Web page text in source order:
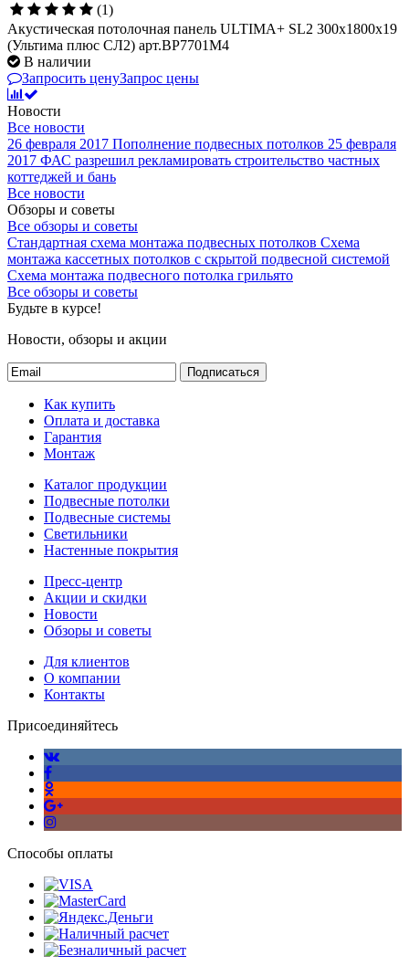
(1)
Акустическая потолочная панель ULTIMA+ SL2 300x1800x19
(Ультима плюс СЛ2) арт.BP7701M4
В наличии
Запросить ценуЗапрос цены
Новости
Все новости
26 февраля 2017 Пополнение подвесных потолков 25 февраля
2017 ФАС разрешил рекламировать строительство частных
коттеджей и бань
Все новости
Обзоры и советы
Все обзоры и советы
Стандартная схема монтажа подвесных потолков Схема
монтажа кассетных потолков с скрытой подвесной системой
Схема монтажа подвесного потолка грильято
Все обзоры и советы
Будьте в курсе!
Новости, обзоры и акции
Подписаться
Как купить
Оплата и доставка
Гарантия
Монтаж
Каталог продукции
Подвесные потолки
Подвесные системы
Светильники
Настенные покрытия
Пресс-центр
Акции и скидки
Новости
Обзоры и советы
Для клиентов
О компании
Контакты
Присоединяйтесь
Способы оплаты